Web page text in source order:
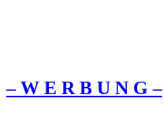
– W Ε R Β U Ν G –